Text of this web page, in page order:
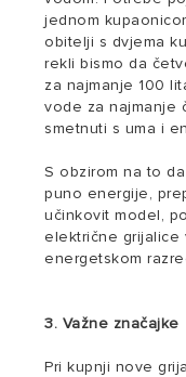
jednom
obitelji s dvjema
rekli bismo da
za najmanje 100
vode za najmanje
smetnuti s uma i
S obzirom na to
puno energije,
učinkovit model,
električne grijalice
energetskom
3. Važne značajke
Pri kupnji nove